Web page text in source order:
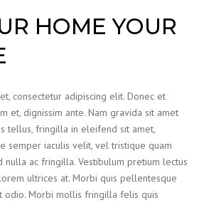
HOME YOUR
consectetur adipiscing elit. Donec et
et, dignissim ante. Nam gravida sit amet
tellus, fringilla in eleifend sit amet,
semper iaculis velit, vel tristique quam
ac fringilla. Vestibulum pretium lectus
ultrices at. Morbi quis pellentesque
odio. Morbi mollis fringilla felis quis